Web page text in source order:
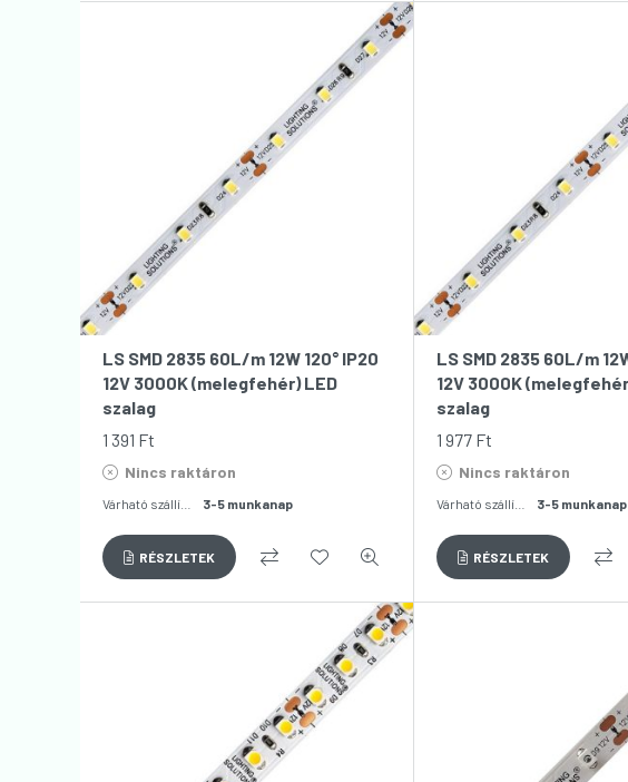
LS SMD 2835 60L/m 12W 120° IP20
12V 3000K (melegfehér) LED
szalag
1 391 Ft
Nincs raktáron
3-5 munkanap
LS SMD 2835 60L/m
12V 3000K
szalag
1 977 Ft
Nincs raktáron
3-5 munkanap